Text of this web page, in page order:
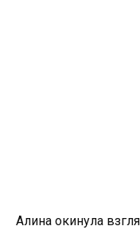
Алина окинула